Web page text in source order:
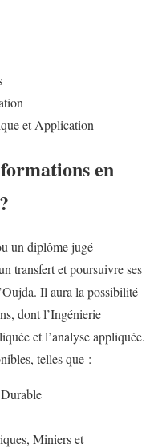
et Application
en
un diplôme jugé
transfert et poursuivre ses
Il aura la possibilité
dont l’Ingénierie
et l’analyse appliquée.
telles que :
Miniers et